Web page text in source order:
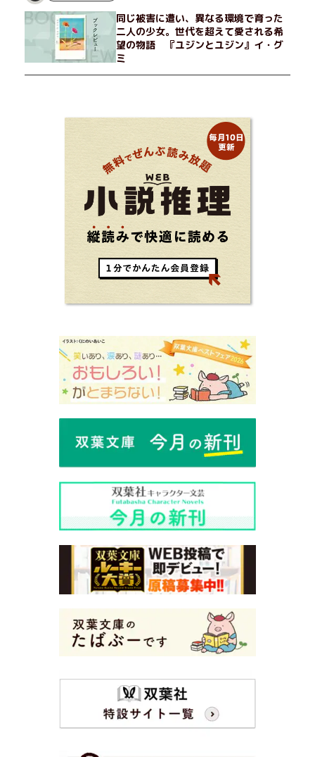
同じ被害に遭い、異なる環境で育った
二人の少女。世代を超えて愛される希
望の物語 『ユジンとユジン』イ・グ
ミ